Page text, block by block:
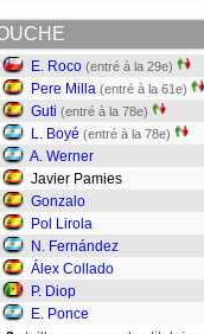
E. Roco (entré à la 29e)
Pere Milla (entré à la 61e)
Guti (entré à la 78e)
L. Boyé (entré à la 78e)
A. Werner
Javier Pamies
Gonzalo
Pol Lirola
N. Fernández
Álex Collado
P. Diop
E. Ponce